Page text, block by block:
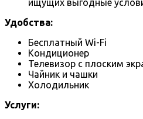
ищущих выгодные
Удобства:
Бесплатный Wi-Fi
Кондиционер
Телевизор с плоским
Чайник и чашки
Холодильник
Услуги: